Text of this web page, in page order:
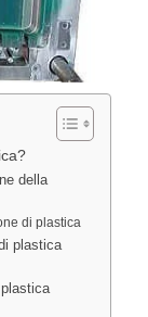
della
di plastica
plastica